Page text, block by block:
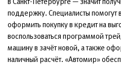
поддержку. Специалисты помогут
оформить покупку в кредит на
воспользоваться программой
машину в зачёт новой, а также
наличный расчёт. «Автомир»